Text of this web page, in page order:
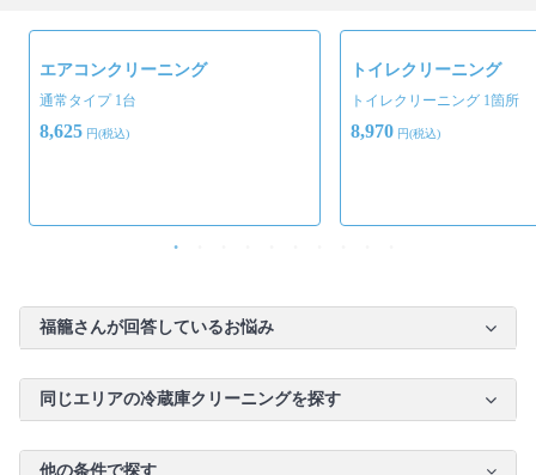
エアコンクリーニング
通常タイプ 1台
8,625 円(税込)
トイレクリーニング
トイレクリーニング 1箇所
8,970 円(税込)
福籠さんが回答しているお悩み
同じエリアの冷蔵庫クリーニングを探す
他の条件で探す